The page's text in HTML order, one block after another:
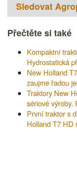
Sledovat
Přečtěte si také
Kompaktní
Hydrostatická
New Holland
zaujme řadou
Traktory New
sériové výroby.
První traktor s
Holland T7 HD